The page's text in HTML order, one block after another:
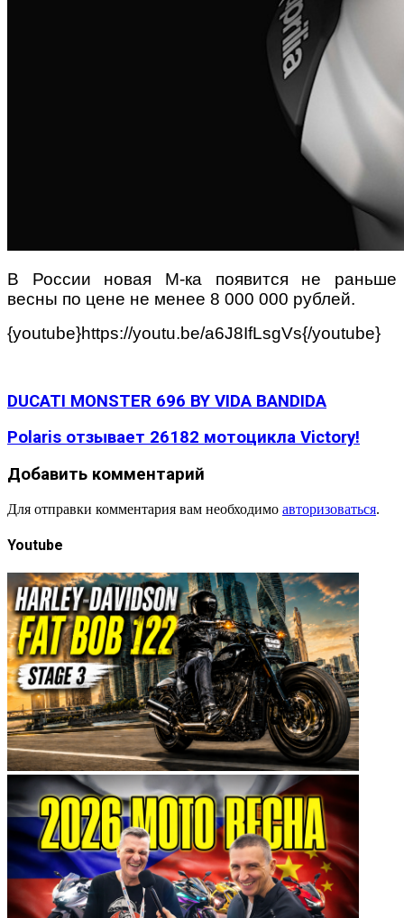
В России новая М-ка появится не раньше
весны по цене не менее 8 000 000 рублей.
{youtube}https://youtu.be/a6J8IfLsgVs{/youtube}
DUCATI MONSTER 696 BY VIDA BANDIDA
Polaris отзывает 26182 мотоцикла Victory!
Добавить комментарий
Для отправки комментария вам необходимо авторизоваться.
Youtube